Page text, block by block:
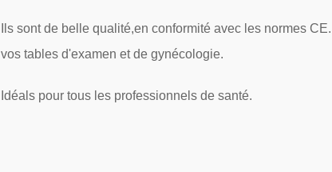
Ils sont de belle qualité,en conformité avec les normes
vos tables d'examen et de gynécologie.
Idéals pour tous les professionnels de santé.